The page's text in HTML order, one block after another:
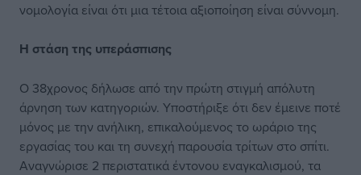
νομολογία είναι ότι μια τέτοια αξιοποίηση είναι σύννομη.
Η στάση της υπεράσπισης
Ο 38χρονος δήλωσε από την πρώτη στιγμή απόλυτη
άρνηση των κατηγοριών. Υποστήριξε ότι δεν έμεινε ποτέ
μόνος με την ανήλικη, επικαλούμενος το ωράριο της
εργασίας του και τη συνεχή παρουσία τρίτων στο σπίτι.
Αναγνώρισε 2 περιστατικά έντονου εναγκαλισμού, τα